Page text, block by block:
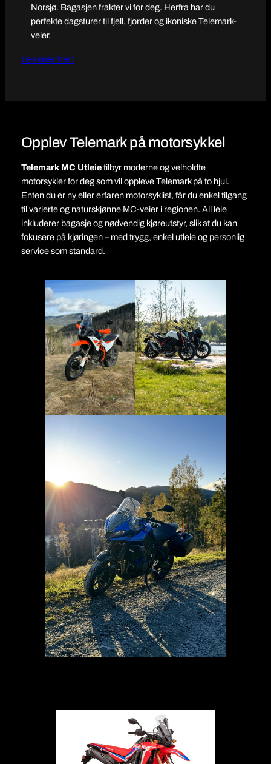
Norsjø. Bagasjen frakter vi for deg. Herfra har du
perfekte dagsturer til fjell, fjorder og ikoniske Telemark-
veier.
Les mer her!
Opplev Telemark på motorsykkel
Telemark MC Utleietilbyr moderne og velholdte
motorsykler for deg som vil oppleve Telemark på to hjul.
Enten du er ny eller erfaren motorsyklist, får du enkel tilgang
til varierte og naturskjønne MC-veier i regionen. All leie
inkluderer bagasje og nødvendig kjøreutstyr, slik at du kan
fokusere på kjøringen – med trygg, enkel utleie og personlig
service som standard.